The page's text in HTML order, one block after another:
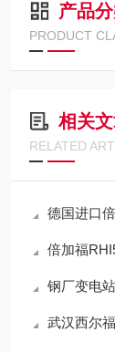
产品
PRODUCT
相关
RELATED
德国进口倍
倍加福
钢厂变电
武汉西尔